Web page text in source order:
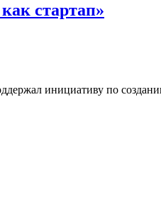
стартап»
инициативу по